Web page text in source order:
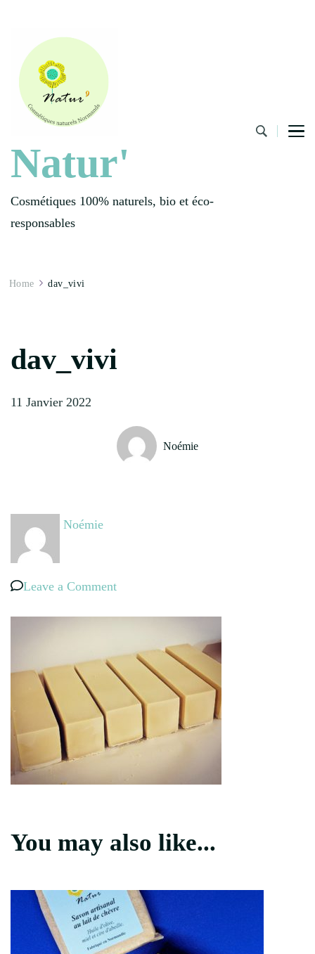
Natur'
Cosmétiques 100% naturels, bio et éco-
responsables
Home dav_vivi
dav_vivi
11 Janvier 2022
Noémie
Noémie
Leave a Commenton
You may also like...